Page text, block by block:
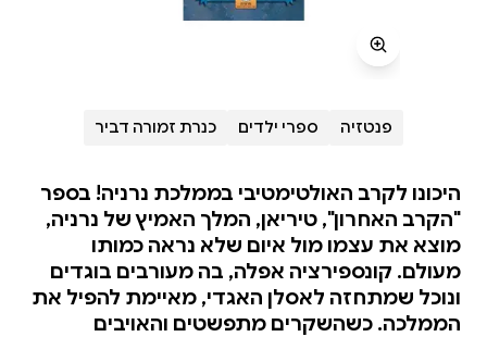
פנטזיה ספרי ילדים כנרת זמורה דביר
היכונו לקרב האולטימטיבי בממלכת נרניה! בספר
"הקרב האחרון", טיריאן, המלך האמיץ של נרניה,
מוצא את עצמו מול איום שלא נראה כמותו
מעולם. קונספירציה אפלה, בה מעורבים בוגדים
ונוכל שמתחזה לאסלן האגדי, מאיימת להפיל את
הממלכה. כשהשקרים מתפשטים והאויבים